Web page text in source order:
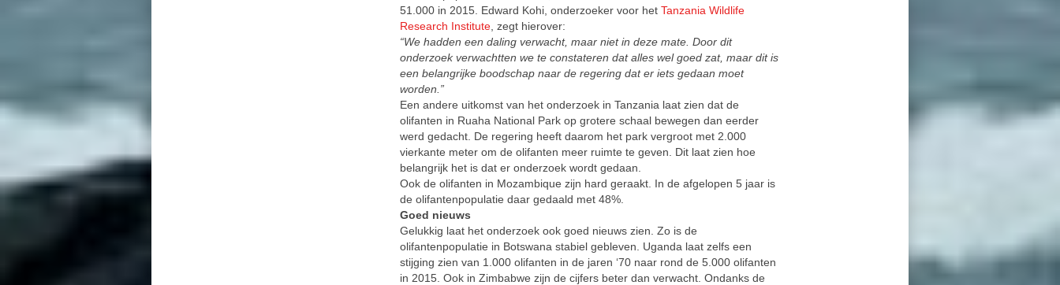
51.000 in 2015. Edward Kohi, onderzoeker voor hetTanzania Wildlife
Research Institute , zegt hierover:
“We hadden een daling verwacht, maar niet in deze mate. Door dit
onderzoek verwachtten we te constateren dat alles wel goed zat, maar dit is
een belangrijke boodschap naar de regering dat er iets gedaan moet
worden.”
Een andere uitkomst van het onderzoek in Tanzania laat zien dat de
olifanten in Ruaha National Park op grotere schaal bewegen dan eerder
werd gedacht. De regering heeft daarom het park vergroot met 2.000
vierkante meter om de olifanten meer ruimte te geven. Dit laat zien hoe
belangrijk het is dat er onderzoek wordt gedaan.
Ook de olifanten in Mozambique zijn hard geraakt. In de afgelopen 5 jaar is
de olifantenpopulatie daar gedaald met 48%.
Goed nieuws
Gelukkig laat het onderzoek ook goed nieuws zien. Zo is de
olifantenpopulatie in Botswana stabiel gebleven. Uganda laat zelfs een
stijging zien van 1.000 olifanten in de jaren ‘70 naar rond de 5.000 olifanten
in 2015. Ook in Zimbabwe zijn de cijfers beter dan verwacht. Ondanks de